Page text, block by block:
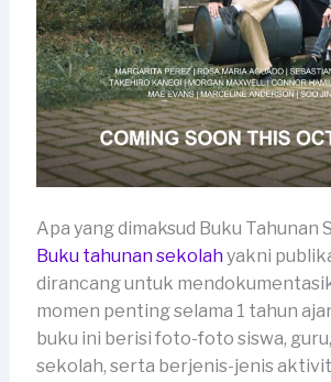
Apa yang dimaksud Buku Tahunan
Buku tahunan sekolahyakni
dirancang untuk
momen penting selama 1 tahun
buku ini berisi foto-foto siswa,
sekolah, serta berjenis-jenis